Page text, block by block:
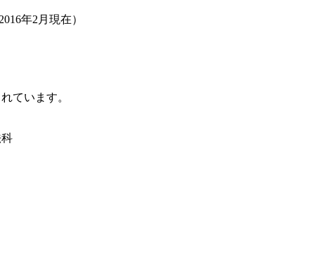
年2月現在）
ています。